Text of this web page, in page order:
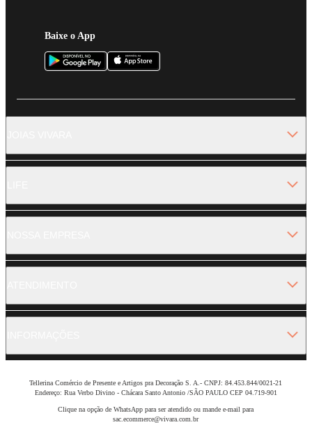
Baixe o App
Tellerina Comércio de Presente e Artigos pra Decoração S. A.- CNPJ: 84.453.844/0021-21
Endereço: Rua Verbo Divino - Chácara Santo Antonio /SÃO PAULO CEP 04.719-901
Clique na opção de WhatsApp para ser atendido ou mande e-mail para
sac.ecommerce@vivara.com.br